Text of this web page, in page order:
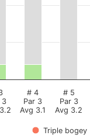
Triple bogey
3
# 4
Par 3
Avg 3.1
# 5
Par 3
Avg 3.2